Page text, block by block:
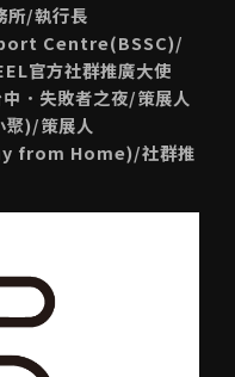
所/執行長
Centre(BSSC)/
官方社群推廣大使
失敗者之夜/策展人
)/策展人
from Home)/社群推